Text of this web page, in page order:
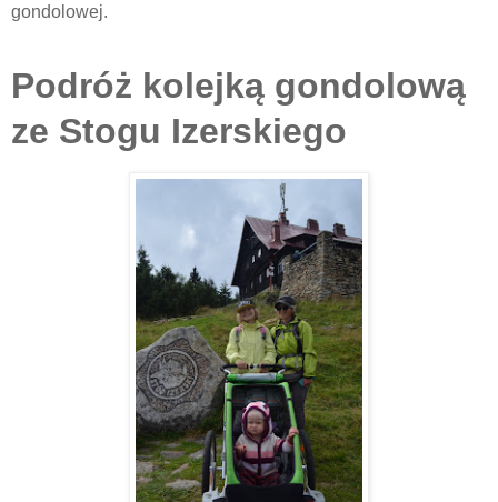
gondolowej.
Podróż kolejką gondolową
ze Stogu Izerskiego